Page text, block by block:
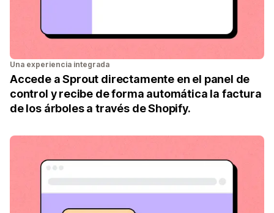
Una experiencia integrada
Accede a Sprout directamente en el panel de
control y recibe de forma automática la factura
de los árboles a través de Shopify.